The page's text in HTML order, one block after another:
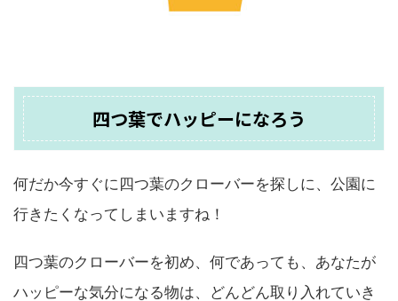
四つ葉でハッピーになろう
何だか今すぐに四つ葉のクローバーを探しに、公園に
行きたくなってしまいますね！
四つ葉のクローバーを初め、何であっても、あなたが
ハッピーな気分になる物は、どんどん取り入れていき